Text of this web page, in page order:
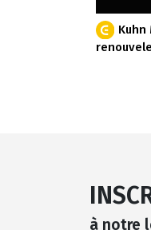
Kuhn
à notre